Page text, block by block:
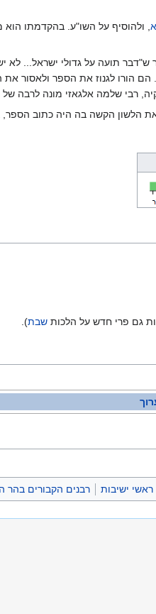
, ולהוסיף על השו"ע. בהקדמתו הוא
תועה על גדולי ישראל... לא
הורו לגנוז את הספר ולאסור את
רבי שלמה אלגאזי מונה לרבה של
הלשון הקשה בה היה כתוב
גם פרי חדש על הלכותשבת).
ראשי ישיבות רבנים הקבורים בהר